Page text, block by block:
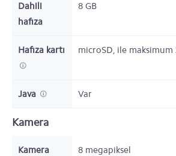
Dahili
hafıza
8 GB
Hafıza kartı microSD, ile maksimum
Java Var
Kamera
Kamera 8 megapiksel